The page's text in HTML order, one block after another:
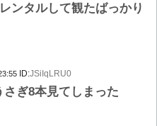
ンタルして観たばっかり
ID:JSiIqLRU0
ぎ8本見てしまった